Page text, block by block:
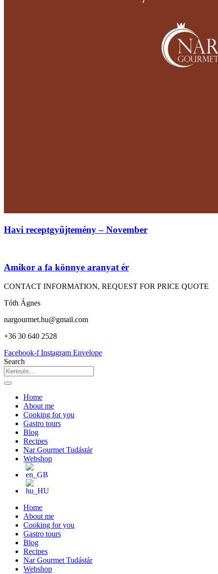
Havi receptgyűjtemény – November
Amikor a fa könnye aranyat ér
CONTACT INFORMATION, REQUEST FOR PRICE QUOTE
Tóth Ágnes
nargourmet.hu@gmail.com
+36 30 640 2528
Facebook-f Instagram Envelope
Search
Home
About me
Cooking for you
Gastro tours
Blog
Recipes
Nar Gourmet Tudástár
Webshop
Home
About me
Cooking for you
Gastro tours
Blog
Recipes
Nar Gourmet Tudástár
Webshop